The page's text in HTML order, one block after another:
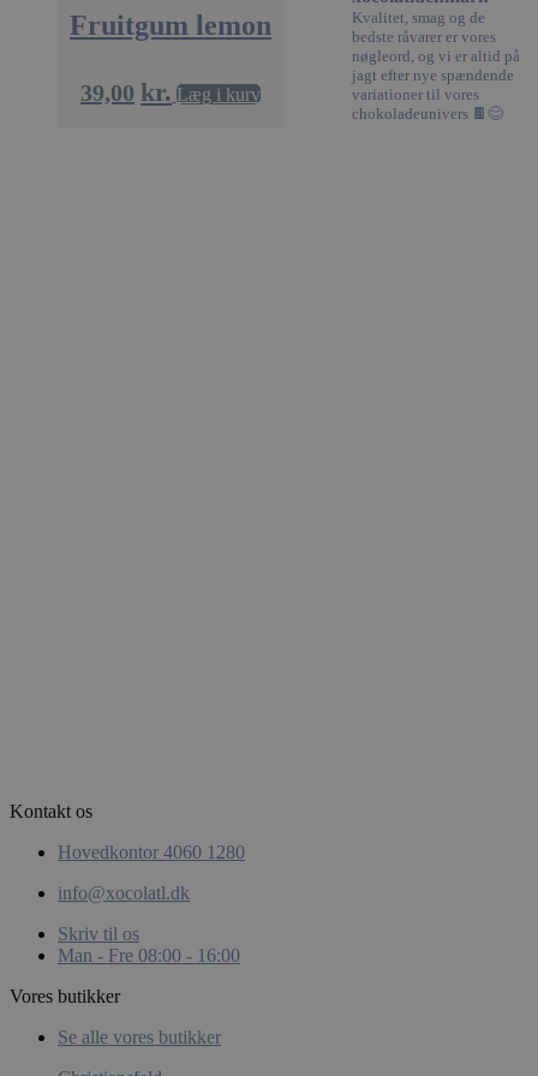
Fruitgum lemon
39,00 kr. Læg i kurv
Kvalitet, smag og de
bedste råvarer er vores
nøgleord, og vi er altid på
jagt efter nye spændende
variationer til vores
chokoladeunivers 🍫😊
Kontakt os
Hovedkontor 4060 1280
info@xocolatl.dk
Skriv til os
Man - Fre 08:00 - 16:00
Vores butikker
Se alle vores butikker
Absolut nødvendige
Målretning
Funktionalitet
Uklassificerede
Absolut nødvendige cookies muliggør
hjemmesidens grundlæggende funktionalitet såsom
pys_start_session